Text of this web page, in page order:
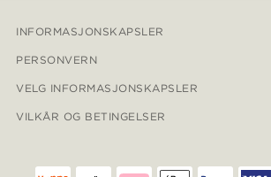
INFORMASJONSKAPSLER
PERSONVERN
VELG INFORMASJONSKAPSLER
VILKÅR OG BETINGELSER